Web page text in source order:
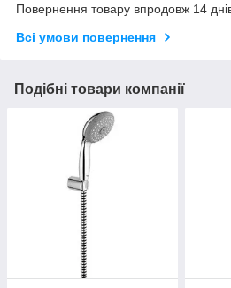
Повернення товару впродовж 14
Всі умови повернення
Подібні товари компанії